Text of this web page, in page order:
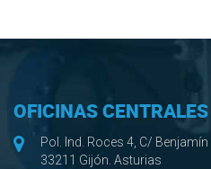
OFICINAS CENTRALES
Pol. Ind. Roces 4, C/
33211 Gijón. Asturias